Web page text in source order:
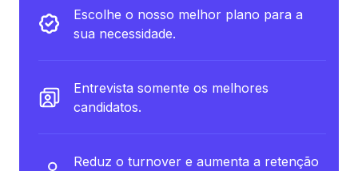
Escolhe o nosso melhor plano para a
sua necessidade.
Entrevista somente os melhores
candidatos.
Reduz o turnover e aumenta a retenção